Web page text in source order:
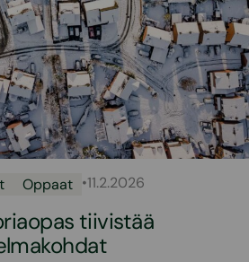
Oppaat •11.2.2026
tiivistää